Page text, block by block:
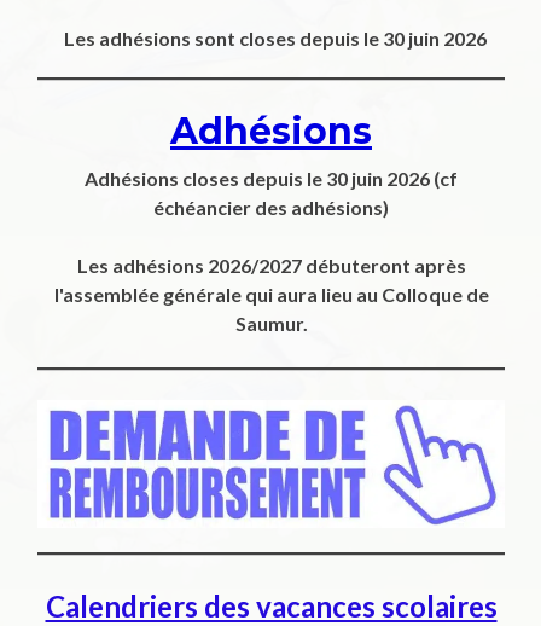
Les adhésions sont closes depuis le 30 juin 2026
Adhésions
Adhésions closes depuis le 30 juin 2026 (cf
échéancier des adhésions)
Les adhésions 2026/2027 débuteront après
l'assemblée générale qui aura lieu au Colloque de
Saumur.
Calendriers des vacances scolaires